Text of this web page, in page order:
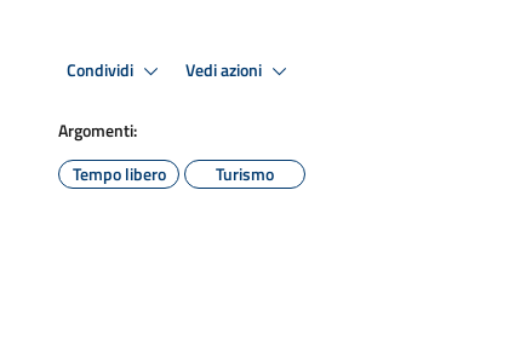
Condividi Vedi azioni
Argomenti:
Tempo libero
Turismo